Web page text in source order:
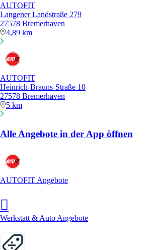
AUTOFIT
Langener Landstraße 279
27578 Bremerhaven
4,89 km
AUTOFIT
Heinrich-Brauns-Straße 10
27578 Bremerhaven
5 km
Alle Angebote in der App öffnen
AUTOFIT Angebote
Werkstatt & Auto Angebote